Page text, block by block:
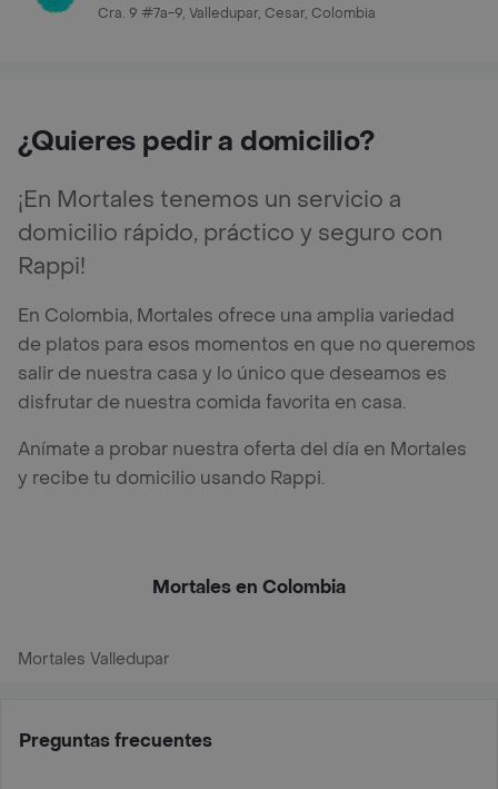
Cra. 9 #7a-9, Valledupar, Cesar, Colombia
¿Quieres pedir a domicilio?
¡En Mortales tenemos un servicio a
domicilio rápido, práctico y seguro con
Rappi!
En Colombia, Mortales ofrece una amplia variedad
de platos para esos momentos en que no queremos
salir de nuestra casa y lo único que deseamos es
disfrutar de nuestra comida favorita en casa.
Anímate a probar nuestra oferta del día en Mortales
y recibe tu domicilio usando Rappi.
Mortales en Colombia
Mortales Valledupar
Preguntas frecuentes